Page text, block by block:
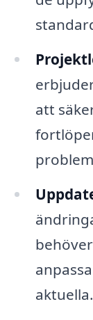
att
aktuella.